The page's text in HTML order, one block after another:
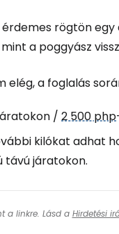
rögtön
a poggyász
a foglalás
/ 2 500 php
kilókat adhat
távú járatokon.
a linkre. Lásd a Hirdetési